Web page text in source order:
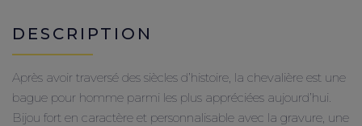
DESCRIPTION
Après avoir traversé des siècles d’histoire, la chevalière est une
bague pour homme parmi les plus appréciées aujourd’hui.
Bijou fort en caractère et personnalisable avec la gravure, une